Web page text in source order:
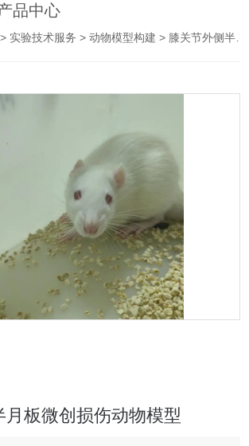
品中心
> 实验技术服务 >动物模型构建 > 膝关节外侧半月板微创损伤动物模型
月板微创损伤动物模型